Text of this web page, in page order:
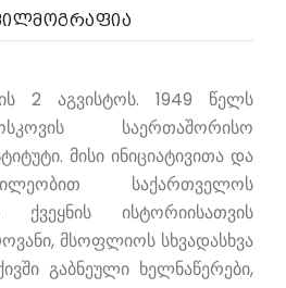
2 აგვისტოს. 1949 წელს
საერთაშორისო
მისი ინიციატივითა და
საქართველოს
ქვეყნის ისტორიისათვის
მსოფლიოს სხვადასხვა
გაბნეული ხელნაწერები,